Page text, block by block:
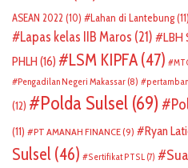
ASEAN 2022 (10) Lahan di Lantebung(11)
Lapas kelas IIB Maros (21) LBH
PHLH (16) LSM KIPFA (47)
Pengadilan Negeri Makassar (8)
(12)
Polda Sulsel (69)
(11)
PT AMANAH FINANCE(9) Ryan
Sulsel (46) Sertifikat PTSL (7)